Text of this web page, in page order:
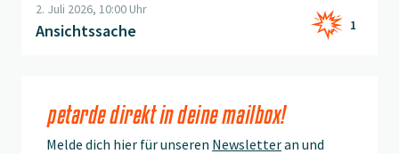
2. Juli 2026, 10:00 Uhr
Ansichtssache 1
petarde direkt in deine mailbox!
Melde dich hier für unseren Newsletteran und